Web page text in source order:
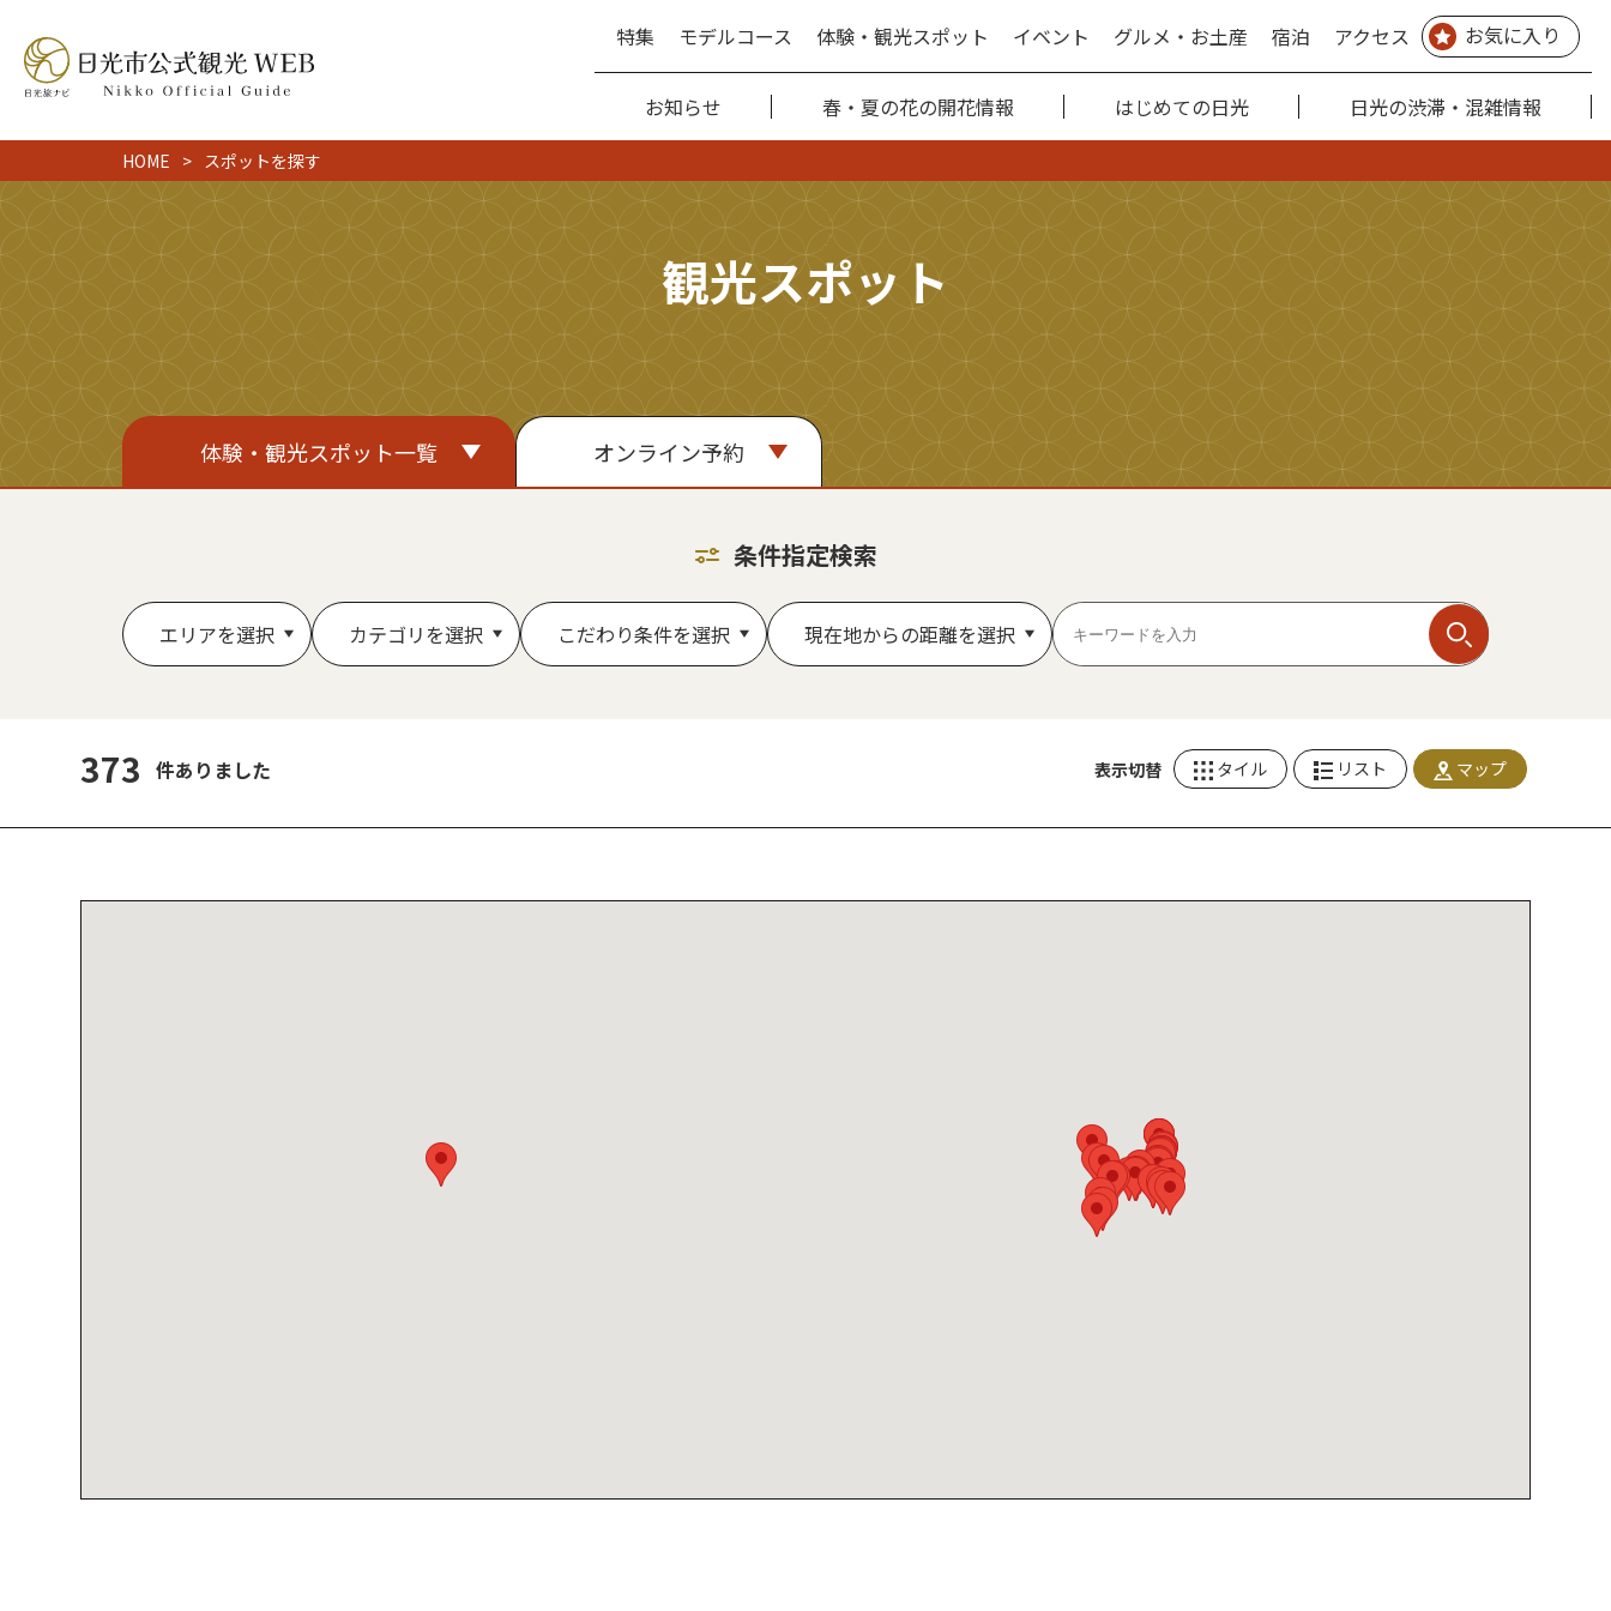
特集 モデルコース 体験・観光スポット イベント グルメ・お土産 宿泊 アクセス お気に入り
お知らせ 春・夏の花の開花情報 はじめての日光 日光の渋滞・混雑情報
HOME スポットを探す
観光スポット
体験・観光スポット一覧 オンライン予約
条件指定検索
エリアを選択 カテゴリを選択 こだわり条件を選択 現在地からの距離を選択
373 件ありました 表示切替 タイル リスト マップ